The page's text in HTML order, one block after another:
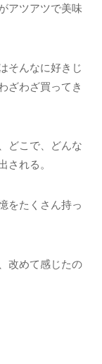
アツアツで美味
そんなに好きじ
ざわざ買ってき
どこで、どんな
れる。
をたくさん持っ
改めて感じたの